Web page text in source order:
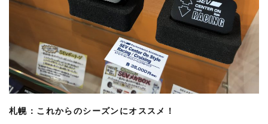
札幌：これからのシーズンにオススメ！